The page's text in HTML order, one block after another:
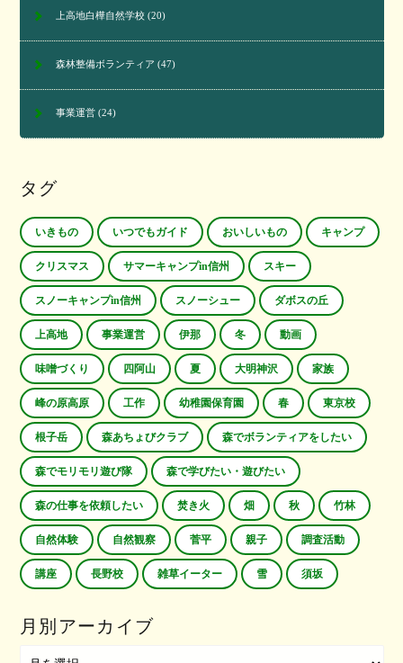
上高地白樺自然学校(20)
森林整備ボランティア (47)
事業運営(24)
タグ
いきもの いつでもガイド おいしいもの キャンプ
クリスマス サマーキャンプin信州 スキー
スノーキャンプin信州 スノーシュー ダボスの丘
上高地 事業運営 伊那 冬 動画
味噌づくり 四阿山 夏 大明神沢 家族
峰の原高原 工作 幼稚園保育園 春 東京校
根子岳 森あちょびクラブ 森でボランティアをしたい
森でモリモリ遊び隊 森で学びたい・遊びたい
森の仕事を依頼したい 焚き火 畑 秋 竹林
自然体験 自然観察 菅平 親子 調査活動
講座 長野校 雑草イーター 雪 須坂
月別アーカイブ